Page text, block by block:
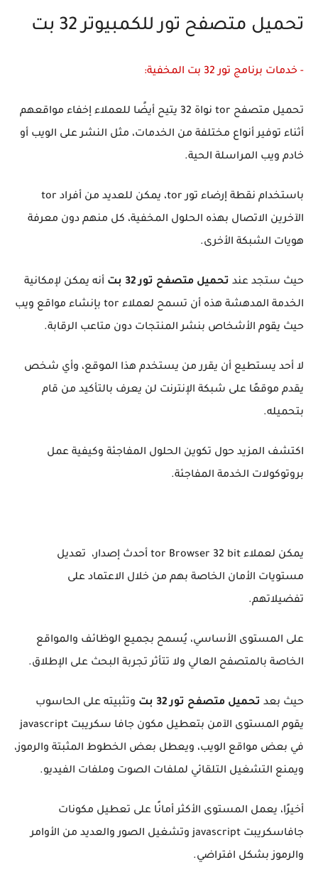
تحميل متصفح تور للكمبيوتر 32 بت
- خدمات برنامج تور 32 بت المخفية:
تحميل متصفح tor نواة 32 يتيح أيضًا للعملاء إخفاء مواقعهم
أثناء توفير أنواع مختلفة من الخدمات، مثل النشر على الويب أو
خادم ويب المراسلة الحية.
باستخدام نقطة إرضاء تور tor، يمكن للعديد من أفراد tor
الآخرين الاتصال بهذه الحلول المخفية، كل منهم دون معرفة
هويات الشبكة الأخرى.
حيث ستجد عند تحميل متصفح تور 32 بت
أنه يمكن لإمكانية
الخدمة المدهشة هذه أن تسمح لعملاء tor بإنشاء مواقع ويب
حيث يقوم الأشخاص بنشر المنتجات دون متاعب الرقابة.
لا أحد يستطيع أن يقرر من يستخدم هذا الموقع، وأي شخص
يقدم موقعًا على شبكة الإنترنت لن يعرف بالتأكيد من قام
بتحميله.
اكتشف المزيد حول تكوين الحلول المفاجئة وكيفية عمل
بروتوكولات الخدمة المفاجئة.
يمكن لعملاء tor Browser 32 bit أحدث إصدار، تعديل
مستويات الأمان الخاصة بهم من خلال الاعتماد على
تفضيلاتهم.
على المستوى الأساسي، يُسمح بجميع الوظائف والمواقع
الخاصة بالمتصفح العالي ولا تتأثر تجربة البحث على الإطلاق.
حيث بعد تحميل متصفح تور 32 بت
وتثبيته على الحاسوب
يقوم المستوى الآمن بتعطيل مكون جافا سكريبت javascript
في بعض مواقع الويب، ويعطل بعض الخطوط المثبتة والرموز،
ويمنع التشغيل التلقائي لملفات الصوت وملفات الفيديو.
أخيرًا، يعمل المستوى الأكثر أمانًا على تعطيل مكونات
جافاسكريبت javascript وتشغيل الصور والعديد من الأوامر
والرموز بشكل افتراضي.